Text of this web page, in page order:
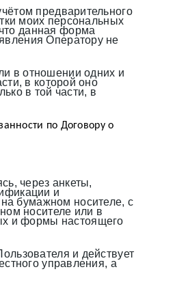
предварительного
моих персональных
данная форма
Оператору не
в отношении одних и
в которой оно
в той части, в
по Договору о
через анкеты,
и
бумажном носителе, с
носителе или в
и формы настоящего
и действует
управления, а